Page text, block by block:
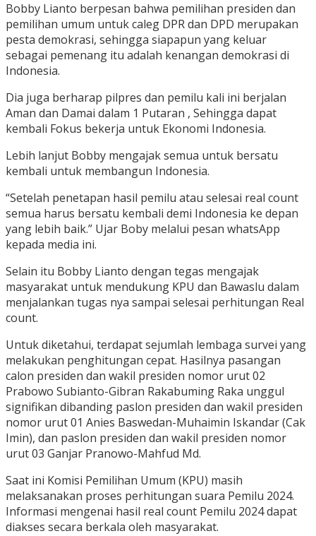
Bobby Lianto berpesan bahwa pemilihan presiden dan
pemilihan umum untuk caleg DPR dan DPD merupakan
pesta demokrasi, sehingga siapapun yang keluar
sebagai pemenang itu adalah kenangan demokrasi di
Indonesia.
Dia juga berharap pilpres dan pemilu kali ini berjalan
Aman dan Damai dalam 1 Putaran , Sehingga dapat
kembali Fokus bekerja untuk Ekonomi Indonesia.
Lebih lanjut Bobby mengajak semua untuk bersatu
kembali untuk membangun Indonesia.
“Setelah penetapan hasil pemilu atau selesai real count
semua harus bersatu kembali demi Indonesia ke depan
yang lebih baik.” Ujar Boby melalui pesan whatsApp
kepada media ini.
Selain itu Bobby Lianto dengan tegas mengajak
masyarakat untuk mendukung KPU dan Bawaslu dalam
menjalankan tugas nya sampai selesai perhitungan Real
count.
Untuk diketahui, terdapat sejumlah lembaga survei yang
melakukan penghitungan cepat. Hasilnya pasangan
calon presiden dan wakil presiden nomor urut 02
Prabowo Subianto-Gibran Rakabuming Raka unggul
signifikan dibanding paslon presiden dan wakil presiden
nomor urut 01 Anies Baswedan-Muhaimin Iskandar (Cak
Imin), dan paslon presiden dan wakil presiden nomor
urut 03 Ganjar Pranowo-Mahfud Md.
Saat ini Komisi Pemilihan Umum (KPU) masih
melaksanakan proses perhitungan suara Pemilu 2024.
Informasi mengenai hasil real count Pemilu 2024 dapat
diakses secara berkala oleh masyarakat.